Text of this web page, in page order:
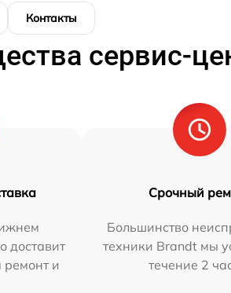
Контакты
сервис-
доставит
ремонт и
Срочный
Большинство
техники Brandt мы
течение 2